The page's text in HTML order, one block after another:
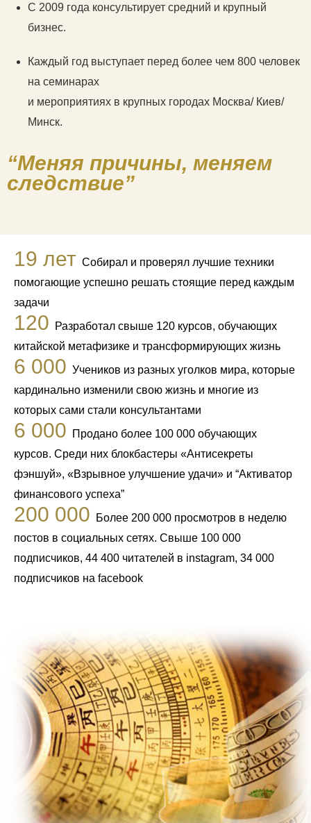
С 2009 года консультирует средний и крупный
бизнес.
Каждый год выступает перед более чем 800 человек
на семинарах
и мероприятиях в крупных городах Москва/ Киев/
Минск.
“Меняя причины, меняем
следствие”
19 летСобирал и проверял лучшие техники
помогающие успешно решать стоящие перед каждым
задачи
120
Разработал свыше 120 курсов, обучающих
китайской метафизике и трансформирующих жизнь
6 000Учеников из разных уголков мира, которые
кардинально изменили свою жизнь и многие из
которых сами стали консультантами
6 000
Продано более 100 000 обучающих
курсов. Среди них блокбастеры «Антисекреты
фэншуй», «Взрывное улучшение удачи» и “Активатор
финансового успеха”
200 000
Более 200 000 просмотров в неделю
постов в социальных сетях. Свыше 100 000
подписчиков, 44 400 читателей в instagram, 34 000
подписчиков на facebook